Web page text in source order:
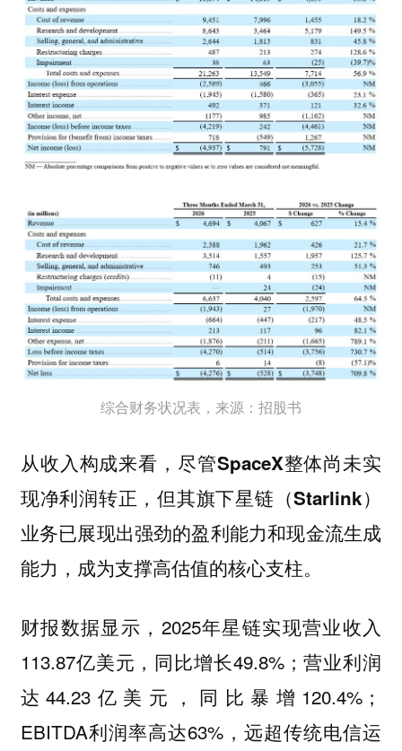
综合财务状况表，来源：招股书
从收入构成来看， 尽管SpaceX整体尚未实
现净利润转正，但其旗下星链（Starlink）
业务已展现出强劲的盈利能力和现金流生成
能力 ，成为支撑高估值的核心支柱。
财报数据显示，2025年星链实现营业收入
113.87亿美元，同比增长49.8%；营业利润
达44.23亿美元，同比暴增120.4%；
EBITDA利润率高达63%，远超传统电信运